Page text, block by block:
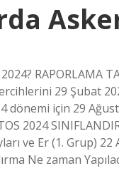
RAPORLAMA
29 Şubat
dönemi için 29
2024
ve Er (1. Grup)
Ne zaman